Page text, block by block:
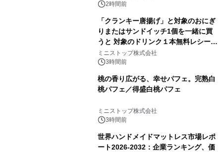
2時間前
「クランキー唐揚げ」と対象のおにぎ
りまたはサンドイッチ1個を一緒に買
うと 対象のドリンク１本無料レシート
クーポンもらえる！※1
ミニストップ株式会社
3時間前
桃の香り広がる、幸せパフェ。完熟白
桃パフェ／得盛白桃パフェ
ミニストップ株式会社
3時間前
世界ハンドメイドマットレス市場レポ
ート2026-2032：企業ランキング、価